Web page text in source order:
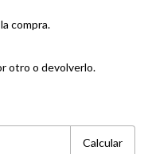
compra.
otro o devolverlo.
Calcular